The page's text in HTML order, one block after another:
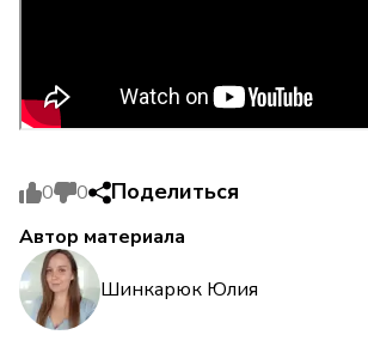
0 0 Поделиться
Автор материала
Шинкарюк Юлия